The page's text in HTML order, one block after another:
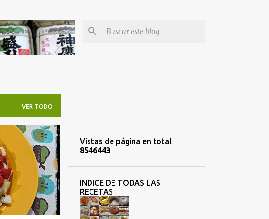
VER TODO
PATATAS +4
Vistas de página en total
8546443
INDICE DE TODAS LAS
RECETAS